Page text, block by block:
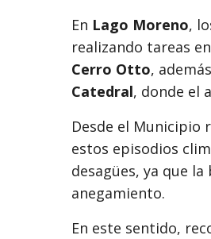
En Lago Moreno,
realizando tareas
Cerro Otto,
Catedral, donde el
Desde el Municipio
estos episodios
desagües, ya que
anegamiento.
En este sentido,